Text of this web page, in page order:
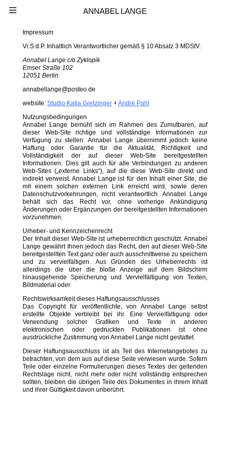
ANNABEL LANGE
Impressum
Vi.S.d.P. Inhaltlich Verantwortlicher gemäß § 10 Absatz 3 MDStV.
Annabel Lange c/o Zyklopik
Emser Straße 102
12051 Berlin
annabellange@posteo.de
website: Studio Katja Gretzinger +André Pahl
Nutzungsbedingungen
Annabel Lange bemüht sich im Rahmen des Zumutbaren, auf
dieser Web-Site richtige und vollständige Informationen zur
Verfügung zu stellen. Annabel Lange übernimmt jedoch keine
Haftung oder Garantie für die Aktualität, Richtigkeit und
Vollständigkeit der auf dieser Web-Site bereitgestellten
Informationen. Dies gilt auch für alle Verbindungen zu anderen
Web-Sites („externe Links“), auf die diese Web-Site direkt und
indirekt verweist. Annabel Lange ist für den Inhalt einer Site, die
mit einem solchen externen Link erreicht wird, sowie deren
Datenschutzvorkehrungen, nicht verantwortlich. Annabel Lange
behält sich das Recht vor, ohne vorherige Ankündigung
Änderungen oder Ergänzungen der bereitgestellten Informationen
vorzunehmen.
Urheber- und Kennzeichenrecht
Der Inhalt dieser Web-Site ist urheberrechtlich geschützt. Annabel
Lange gewährt Ihnen jedoch das Recht, den auf dieser Web-Site
bereitgestellten Text ganz oder auch ausschnittweise zu speichern
und zu vervielfältigen. Aus Gründen des Urheberrechts ist
allerdings die über die bloße Anzeige auf dem Bildschirm
hinausgehende Speicherung und Vervielfältigung von Texten,
Bildmaterial oder
Rechtswirksamkeit dieses Haftungsausschlusses
Das Copyright für veröffentlichte, von Annabel Lange selbst
erstellte Objekte verbleibt bei ihr. Eine Vervielfältigung oder
Verwendung solcher Grafiken und Texte in anderen
elektronischen oder gedruckten Publikationen ist ohne
ausdrückliche Zustimmung von Annabel Lange nicht gestattet.
Dieser Haftungsausschluss ist als Teil des Internetangebotes zu
betrachten, von dem aus auf diese Seite verwiesen wurde. Sofern
Teile oder einzelne Formulierungen dieses Textes der geltenden
Rechtslage nicht, nicht mehr oder nicht vollständig entsprechen
sollten, bleiben die übrigen Teile des Dokumentes in ihrem Inhalt
und ihrer Gültigkeit davon unberührt.